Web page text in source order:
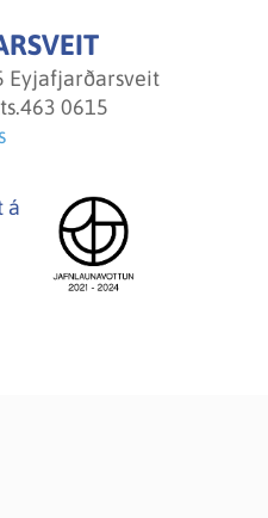
Eyjafjarðarsveit
0615
á